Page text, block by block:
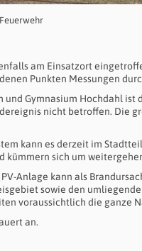
am Einsatzort
Punkten Messungen
Gymnasium Hochdahl
nicht betroffen. Die
kann es derzeit im
kümmern sich um
Anlage kann als
sowie den
voraussichtlich die ganze
an.